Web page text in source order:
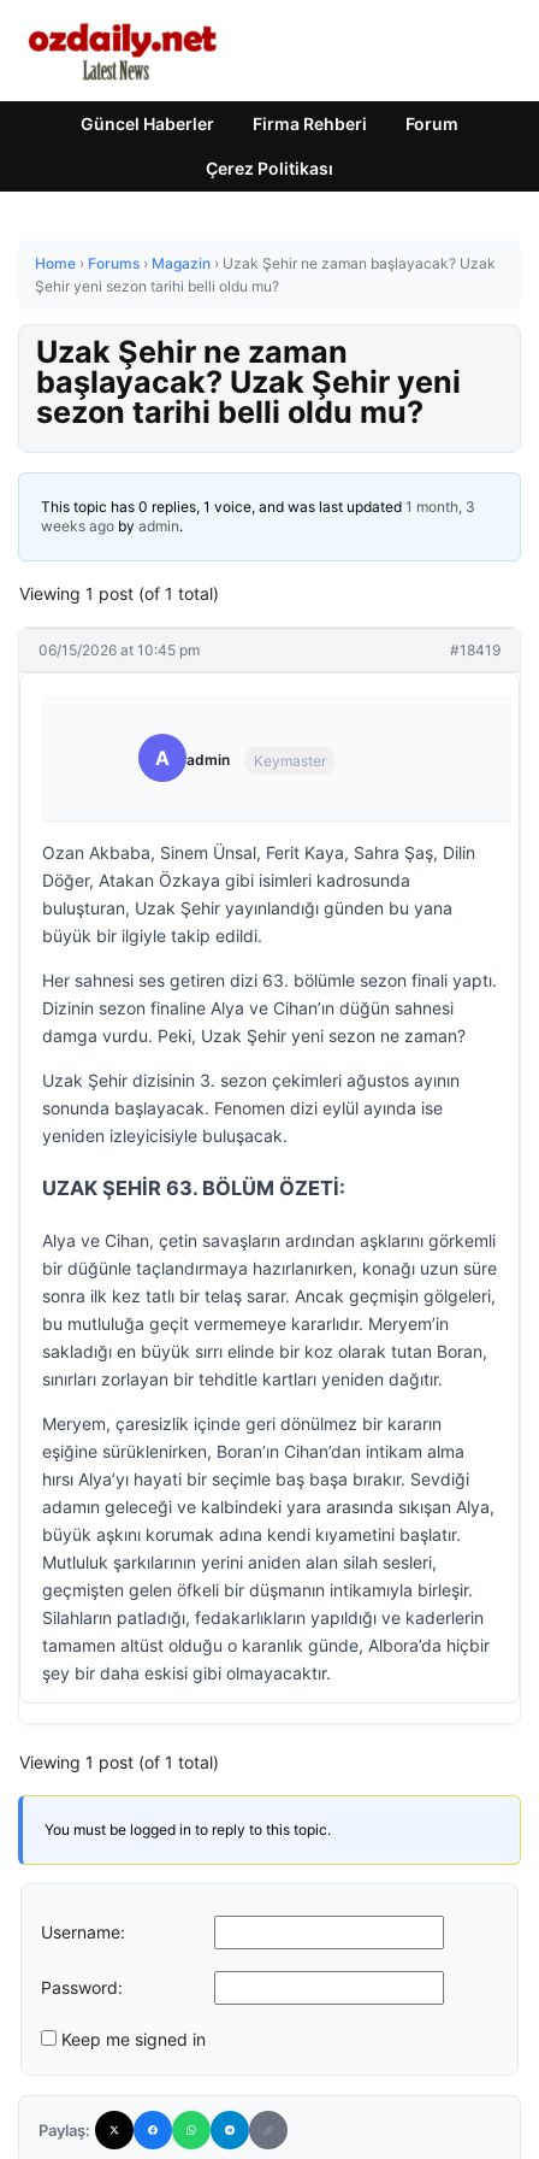
Güncel Haberler Firma Rehberi Forum
Çerez Politikası
Home › Forums › Magazin › Uzak Şehir ne zaman başlayacak? Uzak
Şehir yeni sezon tarihi belli oldu mu?
Uzak Şehir ne zaman
başlayacak? Uzak Şehir yeni
sezon tarihi belli oldu mu?
This topic has 0 replies, 1 voice, and was last updated 1 month, 3
weeks ago by admin.
Viewing 1 post (of 1 total)
06/15/2026 at 10:45 pm #18419
A admin Keymaster
Ozan Akbaba, Sinem Ünsal, Ferit Kaya, Sahra Şaş, Dilin
Döğer, Atakan Özkaya gibi isimleri kadrosunda
buluşturan, Uzak Şehir yayınlandığı günden bu yana
büyük bir ilgiyle takip edildi.
Her sahnesi ses getiren dizi 63. bölümle sezon finali yaptı.
Dizinin sezon finaline Alya ve Cihan’ın düğün sahnesi
damga vurdu. Peki, Uzak Şehir yeni sezon ne zaman?
Uzak Şehir dizisinin 3. sezon çekimleri ağustos ayının
sonunda başlayacak. Fenomen dizi eylül ayında ise
yeniden izleyicisiyle buluşacak.
UZAK ŞEHİR 63. BÖLÜM ÖZETİ:
Alya ve Cihan, çetin savaşların ardından aşklarını görkemli
bir düğünle taçlandırmaya hazırlanırken, konağı uzun süre
sonra ilk kez tatlı bir telaş sarar. Ancak geçmişin gölgeleri,
bu mutluluğa geçit vermemeye kararlıdır. Meryem’in
sakladığı en büyük sırrı elinde bir koz olarak tutan Boran,
sınırları zorlayan bir tehditle kartları yeniden dağıtır.
Meryem, çaresizlik içinde geri dönülmez bir kararın
eşiğine sürüklenirken, Boran’ın Cihan’dan intikam alma
hırsı Alya’yı hayati bir seçimle baş başa bırakır. Sevdiği
adamın geleceği ve kalbindeki yara arasında sıkışan Alya,
büyük aşkını korumak adına kendi kıyametini başlatır.
Mutluluk şarkılarının yerini aniden alan silah sesleri,
geçmişten gelen öfkeli bir düşmanın intikamıyla birleşir.
Silahların patladığı, fedakarlıkların yapıldığı ve kaderlerin
tamamen altüst olduğu o karanlık günde, Albora’da hiçbir
şey bir daha eskisi gibi olmayacaktır.
Viewing 1 post (of 1 total)
You must be logged in to reply to this topic.
Username:
Password:
Keep me signed in
Paylaş: